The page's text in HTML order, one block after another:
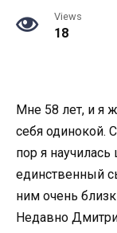
Views
18
Мне 58 лет, и я
себя одинокой.
пор я
единственный
ним очень
Недавно